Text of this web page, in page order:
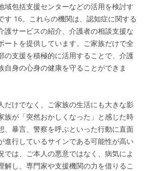
域包括支援センターなどの活用を検討す
す 16。これらの機関は、認知症に関する
護サービスの紹介、介護者の相談支援な
ートを提供しています。ご家族だけで全
の支援を積極的に活用することで、介護
自身の心身の健康を守ることができま
だけでなく、ご家族の生活にも大きな影
族が「突然おかしくなった」と感じた時
、暴言、警察を呼ぶといった行動に直面
進行しているサインである可能性が高い
では、ご本人の悪意ではなく、病気によ
解し、専門家や支援機関の力を借りるこ